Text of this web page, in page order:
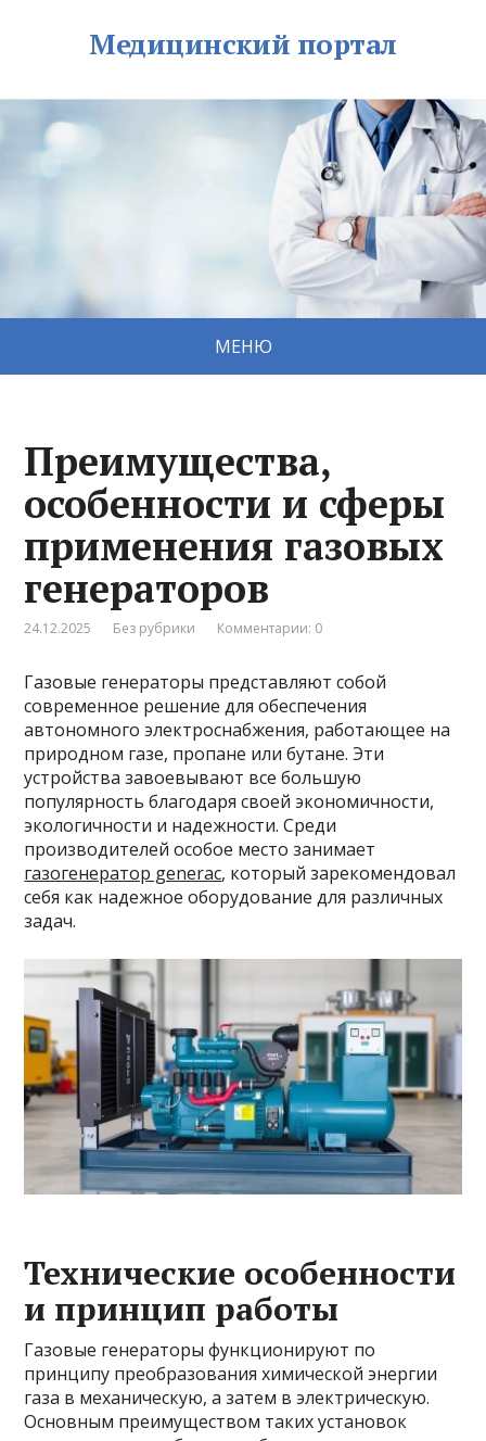
Медицинский портал
МЕНЮ
Преимущества,
особенности и сферы
применения газовых
генераторов
24.12.2025 Без рубрики Комментарии: 0
Газовые генераторы представляют собой
современное решение для обеспечения
автономного электроснабжения, работающее на
природном газе, пропане или бутане. Эти
устройства завоевывают все большую
популярность благодаря своей экономичности,
экологичности и надежности. Среди
производителей особое место занимает
газогенератор generac, который зарекомендовал
себя как надежное оборудование для различных
задач.
Технические особенности
и принцип работы
Газовые генераторы функционируют по
принципу преобразования химической энергии
газа в механическую, а затем в электрическую.
Основным преимуществом таких установок